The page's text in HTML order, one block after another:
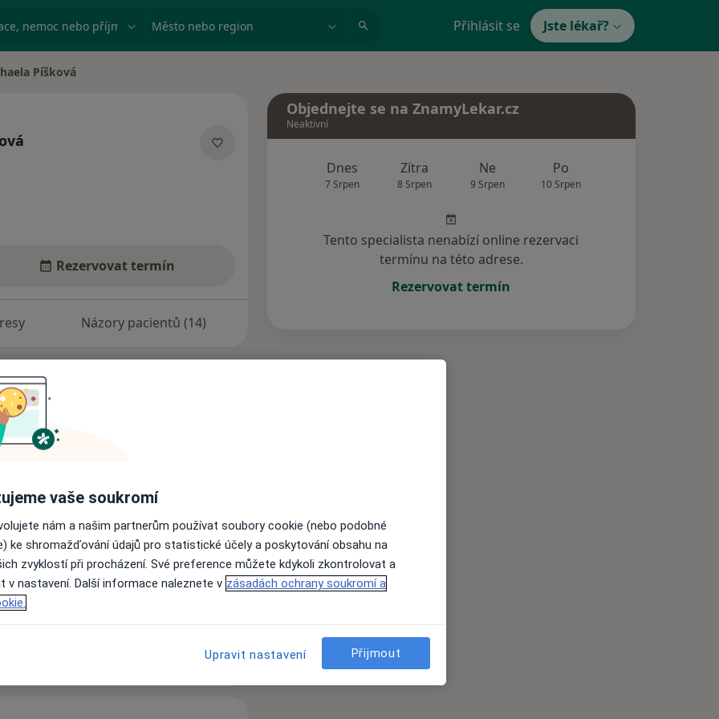
nemoc nebo příjmení Město nebo region Přihlásit se Jste lékař?
Píšková
Rezervovat termín
Názory pacientů (14)
Jsem lékařka a fyzioterapeutka.
jsem si pohyb a tréninky zažila
prevence, správná technika
radost z pohybu vydržela co
mě stále velmi důležitou součástí
lidem, znovu nebo lépe se hýbat.
rehabilitaci. Mám ale ráda
široké spektrum klientů a pracuji
osobní přístup v terapii a pohled na
Objednejte se na ZnamyLekar.cz
Neaktivní
Dnes
7 Srpen
Zítra
8 Srpen
Ne
9 Srpen
Po
10 Srpen
Tento specialista nenabízí online rezervaci
termínu na této adrese.
Rezervovat termín
vaše soukromí
nám a našim partnerům používat soubory cookie (nebo podobné
ke shromažďování údajů pro statistické účely a poskytování obsahu na
zvyklostí při procházení. Své preference můžete kdykoli zkontrolovat a
v nastavení. Další informace naleznete v zásadách ochrany soukromí a
Upravit nastavení Přijmout